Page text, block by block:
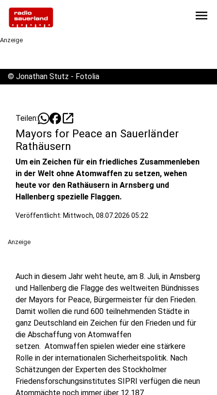
menu
Anzeige
© Jonathan Stutz - Fotolia
Teilen: open_in_new
Mayors for Peace an Sauerländer
Rathäusern
Um ein Zeichen für ein friedliches Zusammenleben
in der Welt ohne Atomwaffen zu setzen, wehen
heute vor den Rathäusern in Arnsberg und
Hallenberg spezielle Flaggen.
Veröffentlicht: Mittwoch, 08.07.2026 05:22
Anzeige
Auch in diesem Jahr weht heute, am 8. Juli, in Arnsberg
und Hallenberg die Flagge des weltweiten Bündnisses
der Mayors for Peace, Bürgermeister für den Frieden.
Damit wollen die rund 600 teilnehmenden Städte in
ganz Deutschland ein Zeichen für den Frieden und für
die Abschaffung von Atomwaffen
setzen. Atomwaffen spielen wieder eine stärkere
Rolle in der internationalen Sicherheitspolitik. Nach
Schätzungen der Experten des Stockholmer
Friedensforschungsinstitutes SIPRI verfügen die neun
Atommächte noch immer über 12.187